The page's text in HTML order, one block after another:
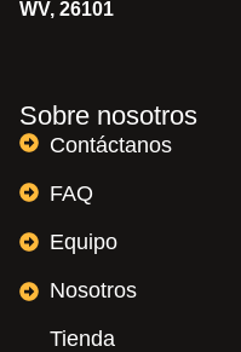
WV, 26101
Sobre nosotros
Contáctanos
FAQ
Equipo
Nosotros
Tienda